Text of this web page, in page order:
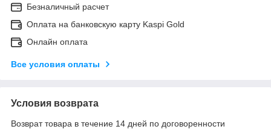
Безналичный расчет
Оплата на банковскую карту Kaspi Gold
Онлайн оплата
Все условия оплаты
Условия возврата
Возврат товара в течение 14 дней по договоренности